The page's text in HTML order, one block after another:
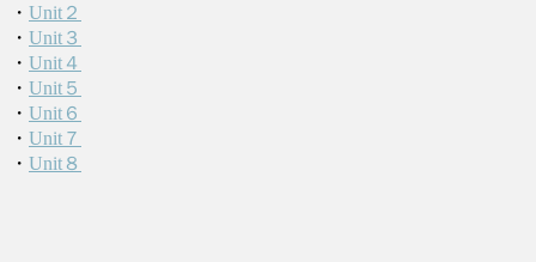
・ Unit２
・ Unit３
・ Unit４
・ Unit５
・ Unit６
・ Unit７
・ Unit８